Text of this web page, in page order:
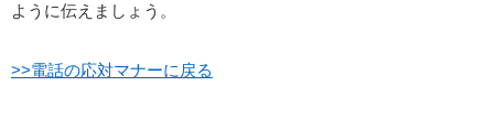
ように伝えましょう。
>>電話の応対マナーに戻る